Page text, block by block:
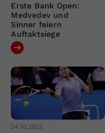
Erste Bank Open:
Medvedev und
Sinner feiern
Auftaktsiege
24.10.2023